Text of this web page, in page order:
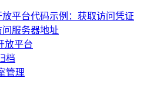
平台代码示例：获取访问凭证
问服务器地址
放平台
档
管理